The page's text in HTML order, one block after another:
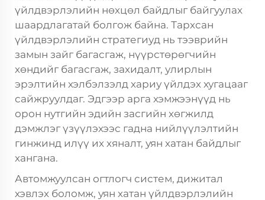
үйлдвэрлэлийн нөхцөл байдлыг байгуулах
шаардлагатай болгож байна. Тархсан
үйлдвэрлэлийн стратегиуд нь тээврийн
замын зайг багасгаж, нүүрстөрөгчийн
хөндийг багасгаж, захидалт, улирлын
эрэлтийн хэлбэлзэлд хариу үйлдэх хугацааг
сайжруулдаг. Эдгээр арга хэмжээнүүд нь
орон нутгийн эдийн засгийн хөгжилд
дэмжлэг үзүүлэхээс гадна нийлүүлэлтийн
гинжинд илүү их хяналт, уян хатан байдлыг
хангана.
Автомжуулсан огтлогч систем, дижитал
хэвлэх боломж, уян хатан үйлдвэрлэлийн